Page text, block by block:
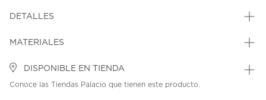
DETALLES
MATERIALES
DISPONIBLE EN TIENDA
Conoce las Tiendas Palacio que tienen este producto.